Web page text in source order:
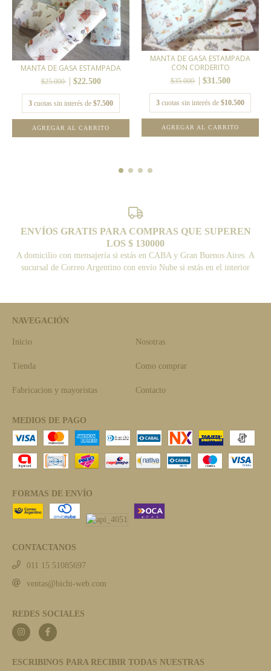
MANTA DE GASA ESTAMPADA
$25.000 $22.500
3 cuotas sin interés de $7.500
AGREGAR AL CARRITO
MANTA DE GASA ESTAMPADA
CON CORDERITO
$35.000 $31.500
3 cuotas sin interés de $10.500
AGREGAR AL CARRITO
ENVÍOS GRATIS PARA COMPRAS QUE SUPEREN
LOS $ 130000
A domicilio con mensajería si estás en CABA y Gran Buenos Aires. A
sucursal de Correo Argentino con envío Nube si estás en el interior
NAVEGACIÓN
Inicio Nosotras
Tienda Como comprar
Fabricacion y mayoristas Contacto
MEDIOS DE PAGO
FORMAS DE ENVÍO
CONTACTANOS
011 15 51085697
ventas@bichi-web.com
REDES SOCIALES
ESCRIBINOS PARA RECIBIR TODAS NUESTRAS